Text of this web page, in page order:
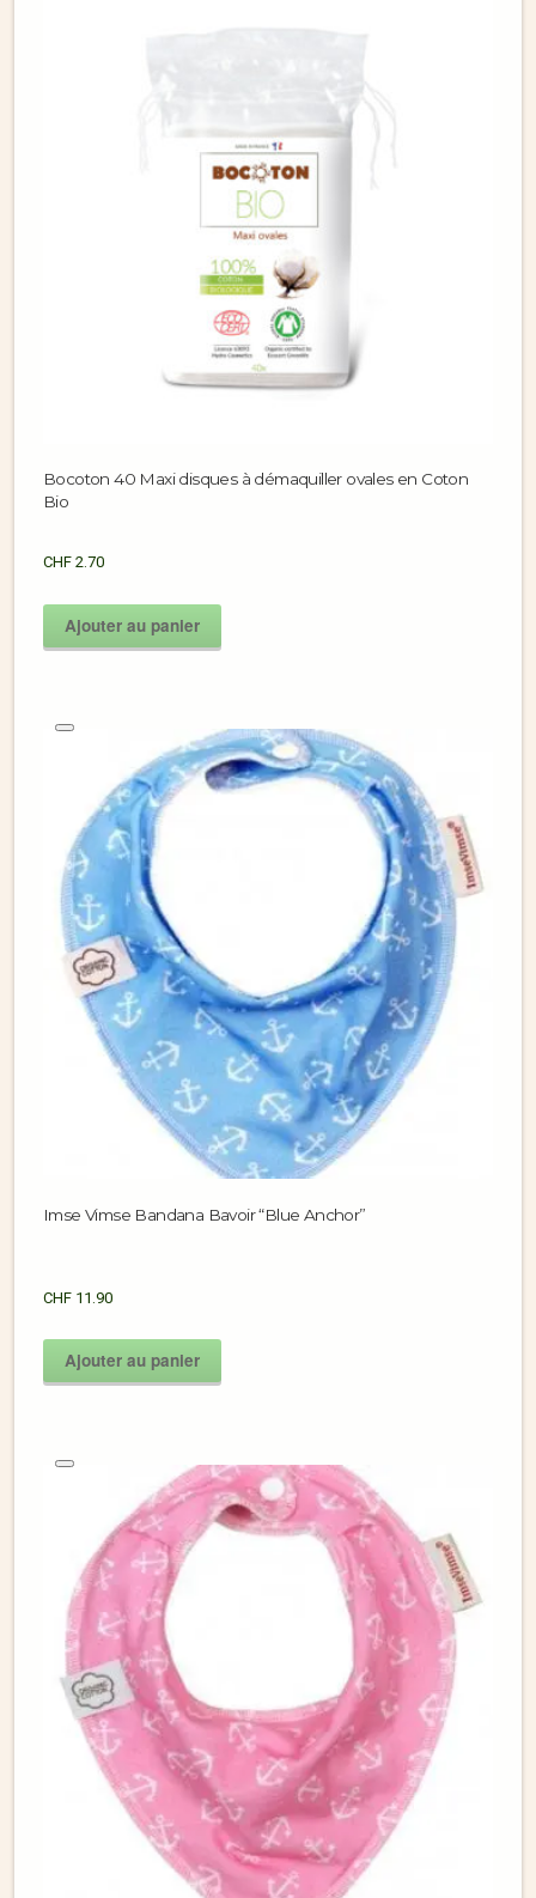
Bocoton 40 Maxi disques à démaquiller ovales en Coton
Bio
CHF 2.70
Ajouter au panier
Imse Vimse Bandana Bavoir “Blue Anchor”
CHF 11.90
Ajouter au panier